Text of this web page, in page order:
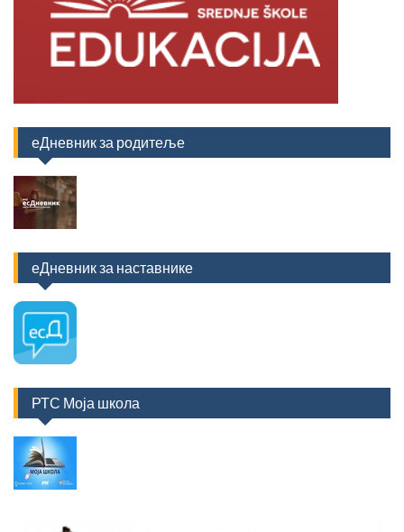
еДневник за родитеље
еДневник за наставнике
РТС Моја школа